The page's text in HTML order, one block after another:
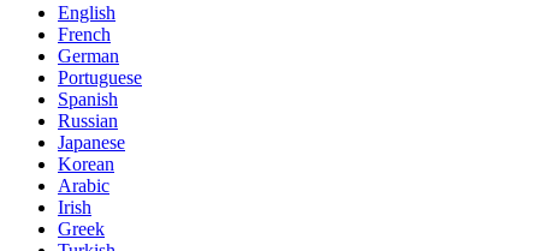
English
French
German
Portuguese
Spanish
Russian
Japanese
Korean
Arabic
Irish
Greek